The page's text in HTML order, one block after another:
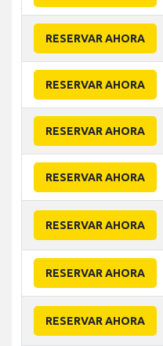
RESERVAR AHORA
RESERVAR AHORA
RESERVAR AHORA
RESERVAR AHORA
RESERVAR AHORA
RESERVAR AHORA
RESERVAR AHORA